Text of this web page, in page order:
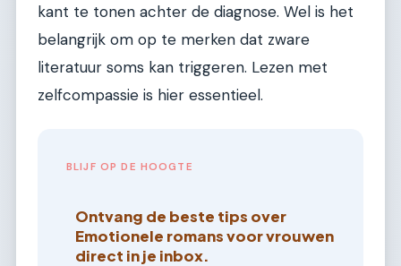
kant te tonen achter de diagnose. Wel is het
belangrijk om op te merken dat zware
literatuur soms kan triggeren. Lezen met
zelfcompassie is hier essentieel.
BLIJF OP DE HOOGTE
Ontvang de beste tips over
Emotionele romans voor vrouwen
direct in je inbox.